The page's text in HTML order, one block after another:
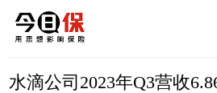
水滴公司2023年Q3营收